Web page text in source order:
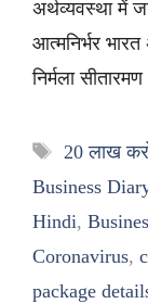
अर्थव्यवस्था में
आत्मनिर्भर
निर्मला
Tags
20 लाख
Business
Hindi,
Coronavirus,
package